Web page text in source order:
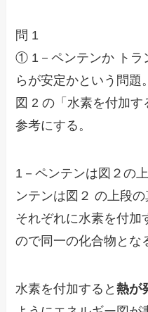
問 1
① 1－ペンテンか トラ
らが安定かという問題。
図 2 の「水素を付加す
参考にする。
1－ペンテンは図２の
ンテンは図２ の上段の
それぞれに水素を付加
ので同一の化合物とな
水素を付加すると熱が